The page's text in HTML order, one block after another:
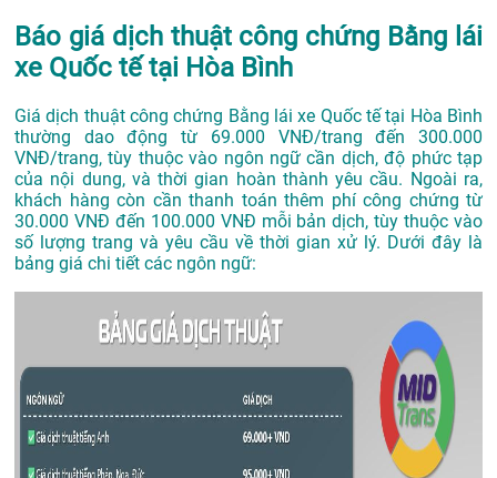
Báo giá dịch thuật công chứng Bằng lái
xe Quốc tế tại Hòa Bình
Giá dịch thuật công chứng Bằng lái xe Quốc tế tại Hòa Bình
thường dao động từ 69.000 VNĐ/trang đến 300.000
VNĐ/trang, tùy thuộc vào ngôn ngữ cần dịch, độ phức tạp
của nội dung, và thời gian hoàn thành yêu cầu. Ngoài ra,
khách hàng còn cần thanh toán thêm phí công chứng từ
30.000 VNĐ đến 100.000 VNĐ mỗi bản dịch, tùy thuộc vào
số lượng trang và yêu cầu về thời gian xử lý. Dưới đây là
bảng giá chi tiết các ngôn ngữ: